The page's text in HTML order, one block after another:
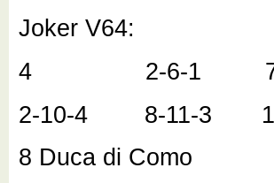
Joker V64:
4 2-6-1 7-
2-10-4 8-11-3 1-
8 Duca di Como